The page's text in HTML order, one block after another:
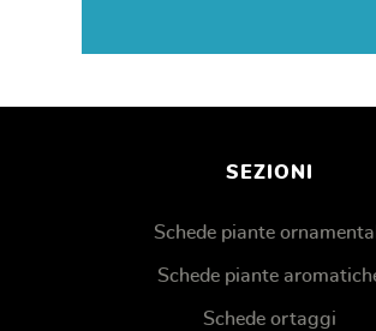
SEZIONI
Schede piante
Schede piante
Schede ortaggi